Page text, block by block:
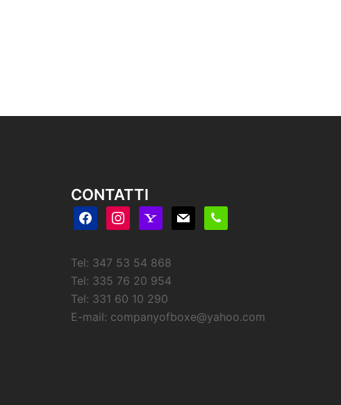
CONTATTI
facebookinstagram
yahoo mail phone
Tel: 347 53 54 868
Tel: 335 76 20 954
Tel: 331 60 10 290
E-mail: companyofboxe@yahoo.com